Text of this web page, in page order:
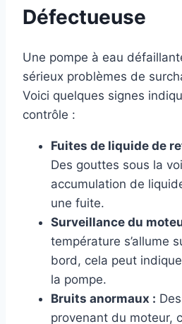
Défectueuse
Une pompe à eau
sérieux problèmes de
Voici quelques signes
contrôle :
Fuites de liquide de
Des gouttes sous la
accumulation de
une fuite.
Surveillance du
température s’allume
bord, cela peut
la pompe.
Bruits anormaux :
provenant du moteur,